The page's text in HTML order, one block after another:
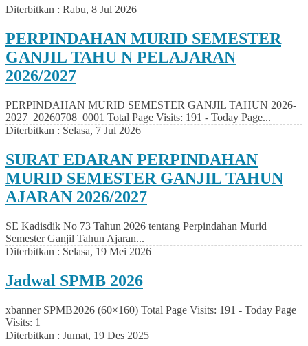
Diterbitkan : Rabu, 8 Jul 2026
PERPINDAHAN MURID SEMESTER
GANJIL TAHU N PELAJARAN
2026/2027
PERPINDAHAN MURID SEMESTER GANJIL TAHUN 2026-
2027_20260708_0001 Total Page Visits: 191 - Today Page...
Diterbitkan : Selasa, 7 Jul 2026
SURAT EDARAN PERPINDAHAN
MURID SEMESTER GANJIL TAHUN
AJARAN 2026/2027
SE Kadisdik No 73 Tahun 2026 tentang Perpindahan Murid
Semester Ganjil Tahun Ajaran...
Diterbitkan : Selasa, 19 Mei 2026
Jadwal SPMB 2026
xbanner SPMB2026 (60×160) Total Page Visits: 191 - Today Page
Visits: 1
Diterbitkan : Jumat, 19 Des 2025